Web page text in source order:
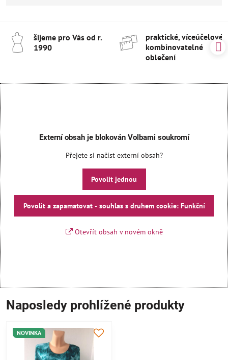
šijeme pro Vás od r​.
1990
praktické, víceúčelové
kombinovatelné
oblečení
Externí obsah je blokován Volbami soukromí
Přejete si načíst externí obsah?
Povolit jednou
Povolit a zapamatovat - souhlas s druhem cookie: Funkční
Otevřít obsah v novém okně
Naposledy prohlížené produkty
NOVINKA